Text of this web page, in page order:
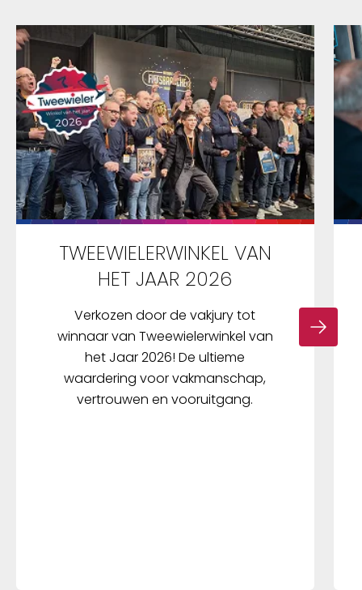
TWEEWIELERWINKEL VAN
HET JAAR 2026
Verkozen door de vakjury tot
winnaar van Tweewielerwinkel van
het Jaar 2026! De ultieme
waardering voor vakmanschap,
vertrouwen en vooruitgang.